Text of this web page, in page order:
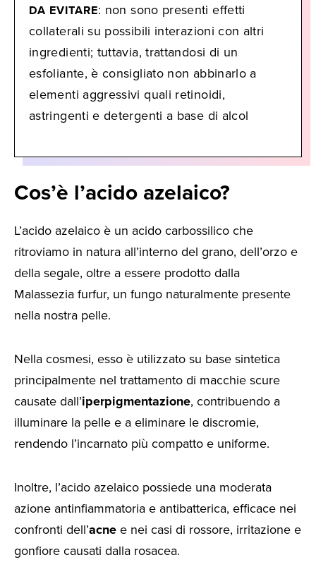
DA EVITARE: non sono presenti effetti
collaterali su possibili interazioni con altri
ingredienti; tuttavia, trattandosi di un
esfoliante, è consigliato non abbinarlo a
elementi aggressivi quali retinoidi,
astringenti e detergenti a base di alcol
Cos’è l’acido azelaico?
L’acido azelaico è un acido carbossilico che
ritroviamo in natura all’interno del grano, dell’orzo e
della segale, oltre a essere prodotto dalla
Malassezia furfur, un fungo naturalmente presente
nella nostra pelle.
Nella cosmesi, esso è utilizzato su base sintetica
principalmente nel trattamento di macchie scure
causate dall’iperpigmentazione, contribuendo a
illuminare la pelle e a eliminare le discromie,
rendendo l’incarnato più compatto e uniforme.
Inoltre, l’acido azelaico possiede una moderata
azione antinfiammatoria e antibatterica, efficace nei
confronti dell’acnee nei casi di rossore, irritazione e
gonfiore causati dalla rosacea.